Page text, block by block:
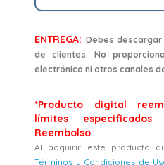
ENTREGA: Debes
de clientes. No
electrónico ni otros canales
*Producto digital
límites
Reembolso
Al adquirir este producto
Términos y Condiciones de